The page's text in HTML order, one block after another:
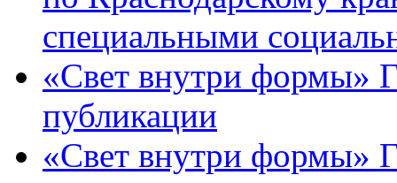
специальными
«Свет внутри формы»
публикации
«Свет внутри формы»